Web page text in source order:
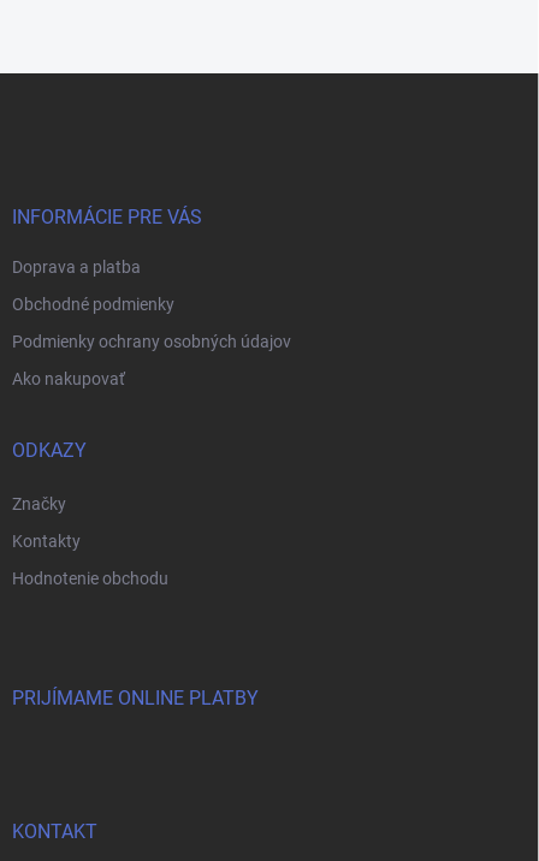
INFORMÁCIE PRE VÁS
Doprava a platba
Obchodné podmienky
Podmienky ochrany osobných údajov
Ako nakupovať
ODKAZY
Značky
Kontakty
Hodnotenie obchodu
PRIJÍMAME ONLINE PLATBY
KONTAKT